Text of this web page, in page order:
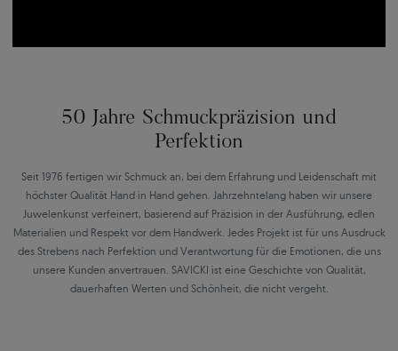
50 Jahre Schmuckpräzision und
Perfektion
Seit 1976 fertigen wir Schmuck an, bei dem Erfahrung und Leidenschaft mit
höchster Qualität Hand in Hand gehen. Jahrzehntelang haben wir unsere
Juwelenkunst verfeinert, basierend auf Präzision in der Ausführung, edlen
Materialien und Respekt vor dem Handwerk. Jedes Projekt ist für uns Ausdruck
des Strebens nach Perfektion und Verantwortung für die Emotionen, die uns
unsere Kunden anvertrauen. SAVICKI ist eine Geschichte von Qualität,
dauerhaften Werten und Schönheit, die nicht vergeht.